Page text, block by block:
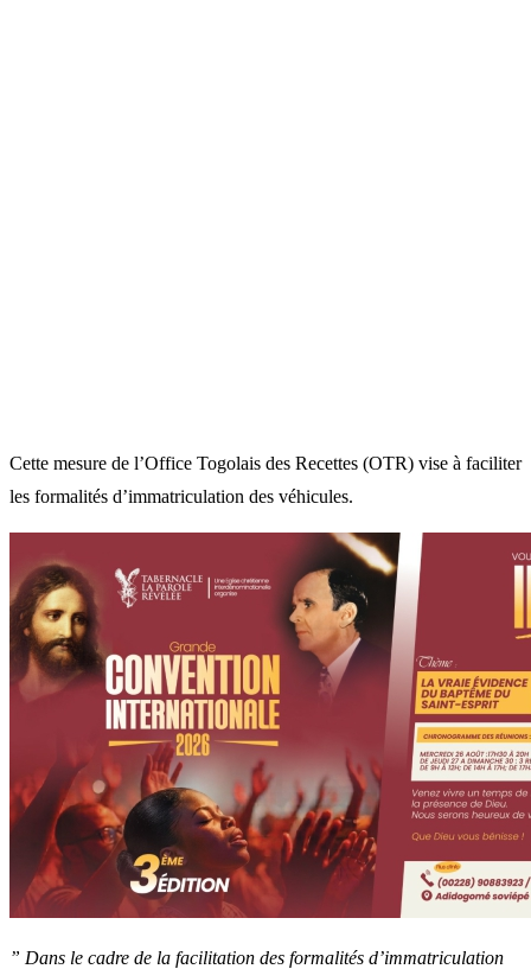
Cette mesure de l’Office Togolais des Recettes (OTR) vise à faciliter
les formalités d’immatriculation des véhicules.
” Dans le cadre de la facilitation des formalités d’immatriculation